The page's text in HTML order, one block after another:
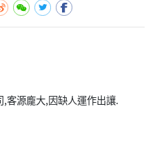
客源龐大,因缺人運作出讓.